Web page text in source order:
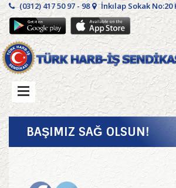
(0312) 417 50 97 - 98 İnkılap Sokak No:20
BAŞIMIZ SAĞ OLSUN!